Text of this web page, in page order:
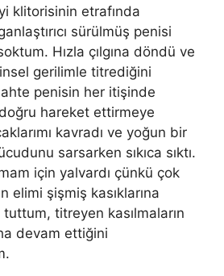
klitorisinin etrafında
sürülmüş penisi
Hızla çılgına döndü ve
gerilimle titrediğini
penisin her itişinde
doğru hareket ettirmeye
kavradı ve yoğun bir
sarsarken sıkıca sıktı.
için yalvardı çünkü çok
elimi şişmiş kasıklarına
titreyen kasılmaların
devam ettiğini